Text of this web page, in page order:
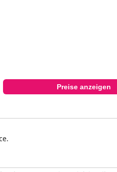
Preise anzeigen